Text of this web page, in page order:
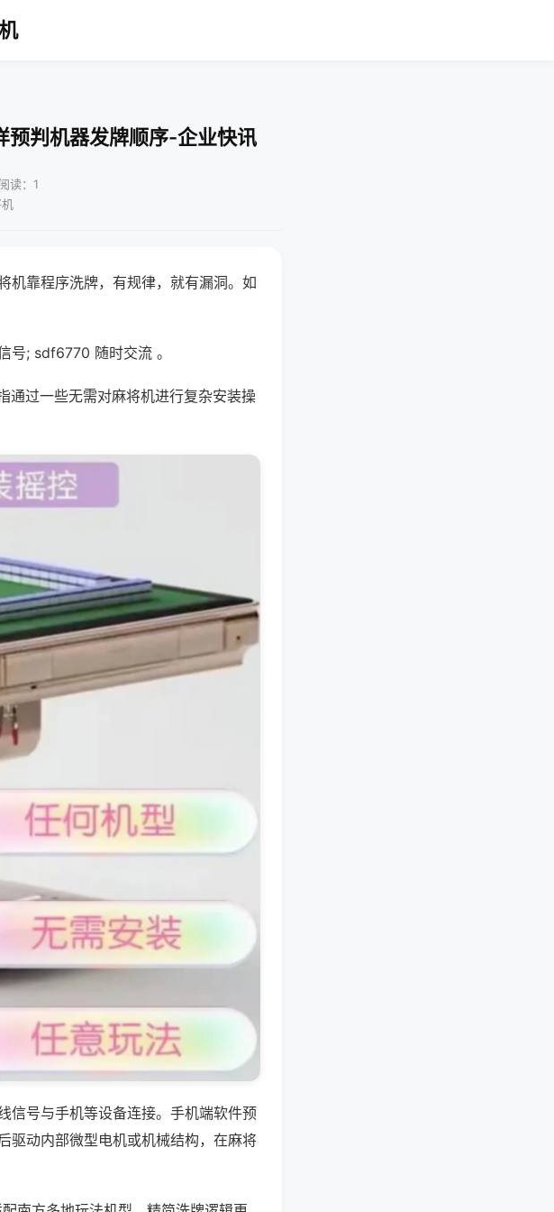
预判机器发牌顺序-企业快讯
读：1
机靠程序洗牌，有规律，就有漏洞。如
号; sdf6770 随时交流 。
通过一些无需对麻将机进行复杂安装操
信号与手机等设备连接。手机端软件预
驱动内部微型电机或机械结构，在麻将